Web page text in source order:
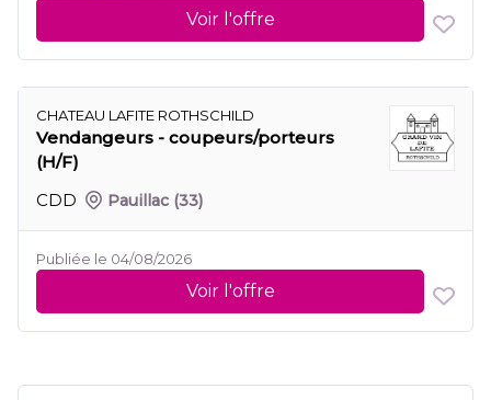
Voir l'offre
CHATEAU LAFITE ROTHSCHILD
Vendangeurs - coupeurs/porteurs
(H/F)
CDD
Pauillac (33)
Publiée le 04/08/2026
Voir l'offre